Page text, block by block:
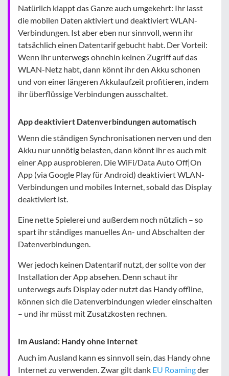
Natürlich klappt das Ganze auch umgekehrt: Ihr lasst
die mobilen Daten aktiviert und deaktiviert WLAN-
Verbindungen. Ist aber eben nur sinnvoll, wenn ihr
tatsächlich einen Datentarif gebucht habt. Der Vorteil:
Wenn ihr unterwegs ohnehin keinen Zugriff auf das
WLAN-Netz habt, dann könnt ihr den Akku schonen
und von einer längeren Akkulaufzeit profitieren, indem
ihr überflüssige Verbindungen ausschaltet.
App deaktiviert Datenverbindungen automatisch
Wenn die ständigen Synchronisationen nerven und den
Akku nur unnötig belasten, dann könnt ihr es auch mit
einer App ausprobieren. Die WiFi/Data Auto Off|On
App (via Google Play für Android) deaktiviert WLAN-
Verbindungen und mobiles Internet, sobald das Display
deaktiviert ist.
Eine nette Spielerei und außerdem noch nützlich – so
spart ihr ständiges manuelles An- und Abschalten der
Datenverbindungen.
Wer jedoch keinen Datentarif nutzt, der sollte von der
Installation der App absehen. Denn schaut ihr
unterwegs aufs Display oder nutzt das Handy offline,
können sich die Datenverbindungen wieder einschalten
– und ihr müsst mit Zusatzkosten rechnen.
Im Ausland: Handy ohne Internet
Auch im Ausland kann es sinnvoll sein, das Handy ohne
Internet zu verwenden. Zwar gilt dank EU Roamingder